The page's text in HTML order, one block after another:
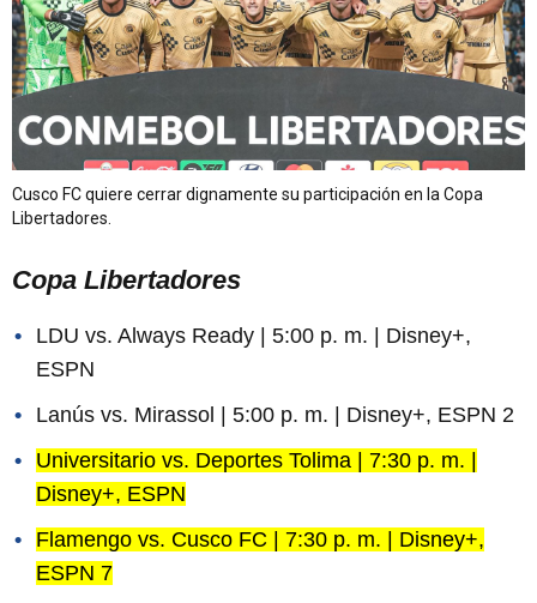
Cusco FC quiere cerrar dignamente su participación en la Copa
Libertadores.
Copa Libertadores
LDU vs. Always Ready | 5:00 p. m. | Disney+,
ESPN
Lanús vs. Mirassol | 5:00 p. m. | Disney+, ESPN 2
Universitario vs. Deportes Tolima | 7:30 p. m. |
Disney+, ESPN
Flamengo vs. Cusco FC | 7:30 p. m. | Disney+,
ESPN 7